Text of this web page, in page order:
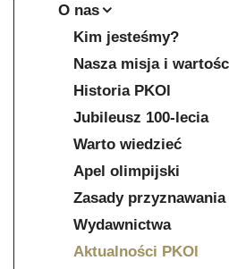
O nas
Kim jesteśmy?
Nasza misja i
Historia PKOl
Jubileusz 100-lecia
Warto wiedzieć
Apel olimpijski
Zasady
Wydawnictwa
Aktualności PKOl